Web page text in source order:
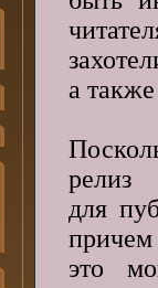
а
релиз
для
это